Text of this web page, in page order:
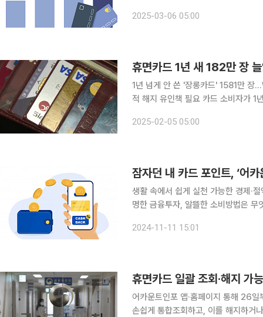
국민·롯데·하나·우리·BC카드)가 발
2025-03-06 05:00
휴면카드 1년 새 182만 장
1년 넘게 안 쓴 '장롱카드' 1581만 장
적 해지 유인책 필요 카드 소비자가 1년 넘게 사용하지 않은 휴면 신용카드가 1년 새 182만 장 증가
이 커지는 만큼 업계의 자정 노력과
2025-02-05 05:00
생활 속에서 쉽게 실천 가능한 경제·
명한 금융투자, 알뜰한 소비방법은 무엇이 있을까요? 현금 없는 사회
나고 있죠. 2010년 초 1인당 사용하
2024-11-11 15:01
휴면카드 일괄 조회·해지 가
어카운트인포 앱·홈페이지 통해 26일부터 가능 금융위원회는 1년 이상 이용
손쉽게 통합조회하고, 이를 해지하거